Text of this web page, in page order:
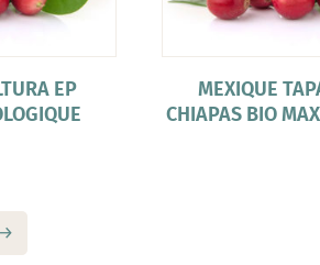
EP
MEXIQUE
CHIAPAS BIO
→